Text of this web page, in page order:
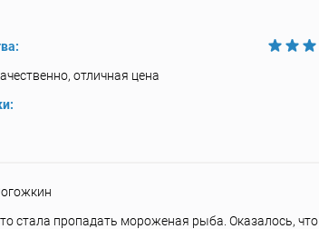
отличная цена
стала пропадать мороженая рыба. Оказалось, что